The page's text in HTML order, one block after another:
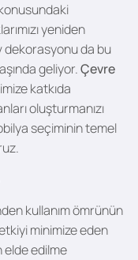
yeniden
dekorasyonu da bu
geliyor.Çevre
katkıda
oluşturmanızı
seçiminin temel
kullanım ömrünün
minimize eden
elde edilme